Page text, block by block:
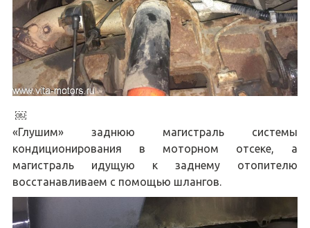
￼
«Глушим» заднюю магистраль системы
кондиционирования в моторном отсеке, а
магистраль идущую к заднему отопителю
восстанавливаем с помощью шлангов.